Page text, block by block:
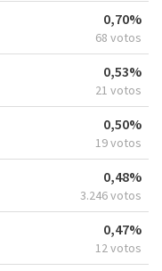
0,70%
68 votos
0,53%
21 votos
0,50%
19 votos
0,48%
3.246 votos
0,47%
12 votos